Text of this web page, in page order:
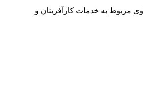
مربوط به خدمات کارآفرینان و